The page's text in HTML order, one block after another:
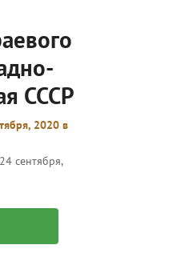
СССР
2020 в
сентября,